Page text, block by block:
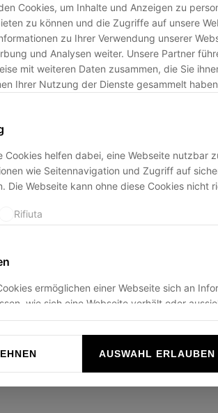
Cookies, um Inhalte und Anzeigen zu
zu können und die Zugriffe auf unsere
zu Ihrer Verwendung unserer
und Analysen weiter. Unsere Partner
mit weiteren Daten zusammen, die Sie
Ihrer Nutzung der Dienste gesammelt
Cookies helfen dabei, eine Webseite nutzbar
wie Seitennavigation und Zugriff auf
Die Webseite kann ohne diese Cookies nicht
Rifiuta
ermöglichen einer Webseite sich an
wie sich eine Webseite verhält oder
die Region in der Sie sich befinden.
AUSWAHL ERLAUBEN
has occurred while loading